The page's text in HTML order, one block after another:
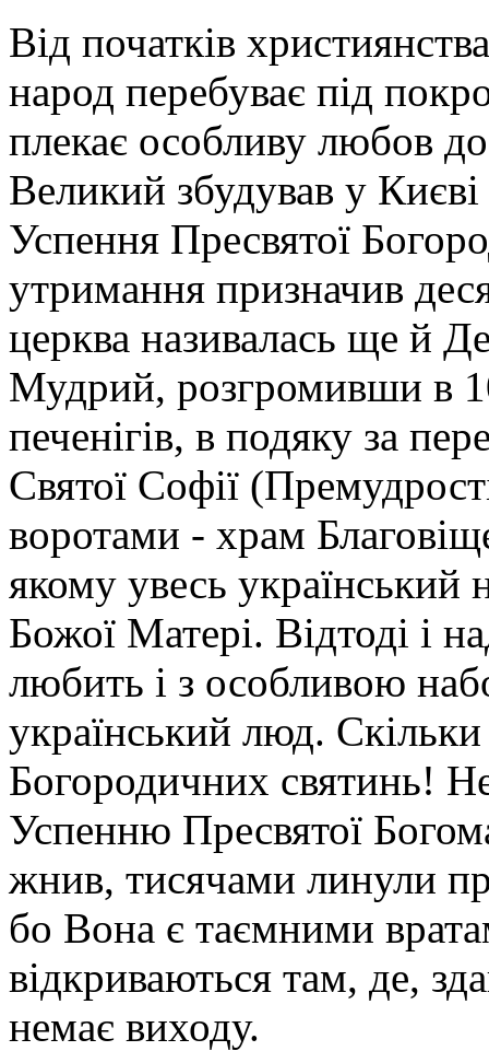
Від початків
народ перебуває під
плекає особливу любов
Великий збудував у
Успення Пресвятої
утримання призначив
церква називалась ще й
Мудрий, розгромивши в
печенігів, в подяку за
Святої Софії
воротами - храм
якому увесь український
Божої Матері. Відтоді і
любить і з особливою
український люд.
Богородичних святинь!
Успенню Пресвятої
жнив, тисячами линули
бо Вона є таємними
відкриваються там, де,
немає виходу.